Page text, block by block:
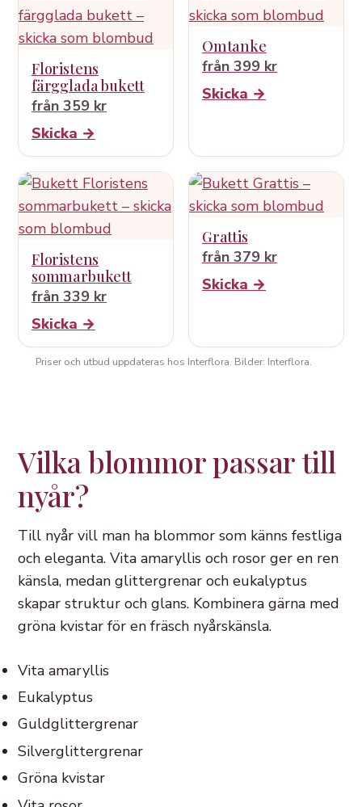
Floristens
färgglada bukett
från 359 kr
Skicka →
Omtanke
från 399 kr
Skicka →
Floristens
sommarbukett
från 339 kr
Skicka →
Grattis
från 379 kr
Skicka →
Priser och utbud uppdateras hos Interflora. Bilder: Interflora.
Vilka blommor passar till
nyår?
Till nyår vill man ha blommor som känns festliga
och eleganta. Vita amaryllis och rosor ger en ren
känsla, medan glittergrenar och eukalyptus
skapar struktur och glans. Kombinera gärna med
gröna kvistar för en fräsch nyårskänsla.
Vita amaryllis
Eukalyptus
Guldglittergrenar
Silverglittergrenar
Gröna kvistar